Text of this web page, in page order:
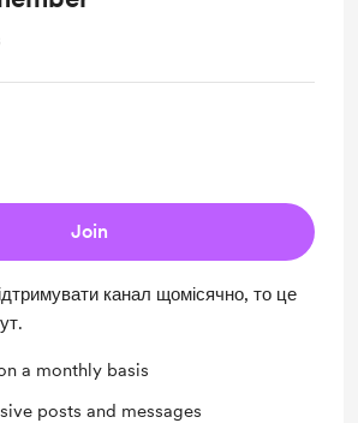
Join
канал щомісячно, то це
a monthly basis
posts and messages